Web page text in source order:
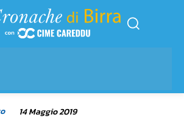
14 Maggio 2019